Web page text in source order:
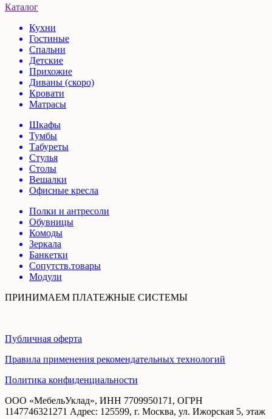
Каталог
Кухни
Гостиные
Спальни
Детские
Прихожие
Диваны (скоро)
Кровати
Матрасы
Шкафы
Тумбы
Табуреты
Стулья
Столы
Вешалки
Офисные кресла
Полки и антресоли
Обувницы
Комоды
Зеркала
Банкетки
Сопутств.товары
Модули
ПРИНИМАЕМ ПЛАТЕЖНЫЕ СИСТЕМЫ
Публичная оферта
Правила применения рекомендательных технологий
Политика конфиденциальности
ООО «МебельУклад», ИНН 7709950171, ОГРН
1147746321271 Адрес: 125599, г. Москва, ул. Ижорская 5, этаж